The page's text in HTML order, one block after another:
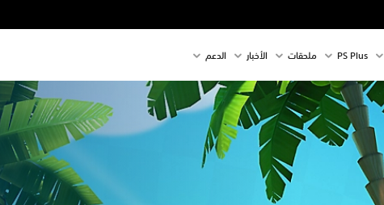
PS Plus ملحقات الأخبار الدعم